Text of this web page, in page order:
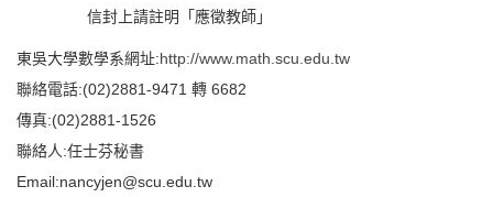
信封上請註明「應徵教師」
東吳大學數學系網址:http://www.math.scu.edu.tw
聯絡電話:(02)2881-9471 轉 6682
傳真:(02)2881-1526
聯絡人:任士芬秘書
Email:nancyjen@scu.edu.tw